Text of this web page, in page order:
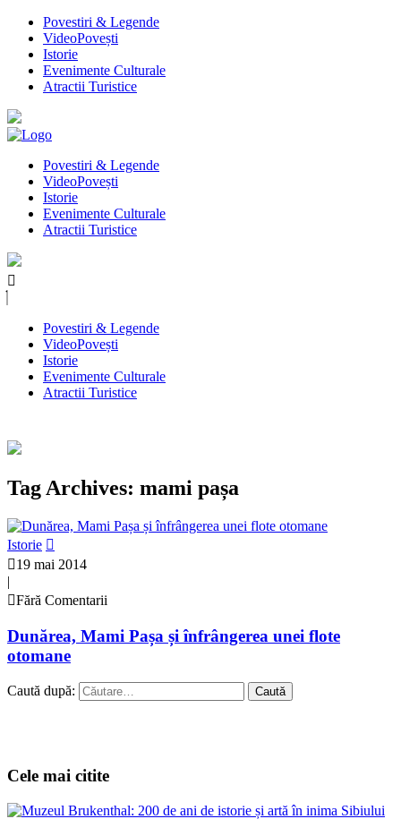
Povestiri & Legende
VideoPovești
Istorie
Evenimente Culturale
Atractii Turistice
Povestiri & Legende
VideoPovești
Istorie
Evenimente Culturale
Atractii Turistice
Povestiri & Legende
VideoPovești
Istorie
Evenimente Culturale
Atractii Turistice
Tag Archives: mami pașa
Istorie
19 mai 2014
|
Fără Comentarii
Dunărea, Mami Pașa și înfrângerea unei flote
otomane
Caută după:
Cele mai citite